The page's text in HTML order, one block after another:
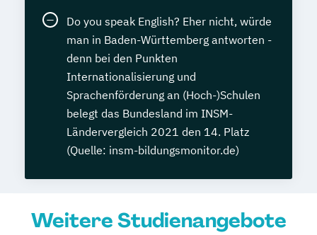
Do you speak English? Eher nicht, würde
man in Baden-Württemberg antworten -
denn bei den Punkten
Internationalisierung und
Sprachenförderung an (Hoch-)Schulen
belegt das Bundesland im INSM-
Ländervergleich 2021 den 14. Platz
(Quelle: insm-bildungsmonitor.de)
Weitere Studienangebote